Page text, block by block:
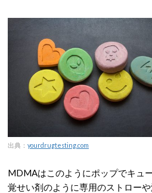
出典： yourdrugtesting.com
MDMAはこのようにポップでキュ
覚せい剤のように専用のストロー